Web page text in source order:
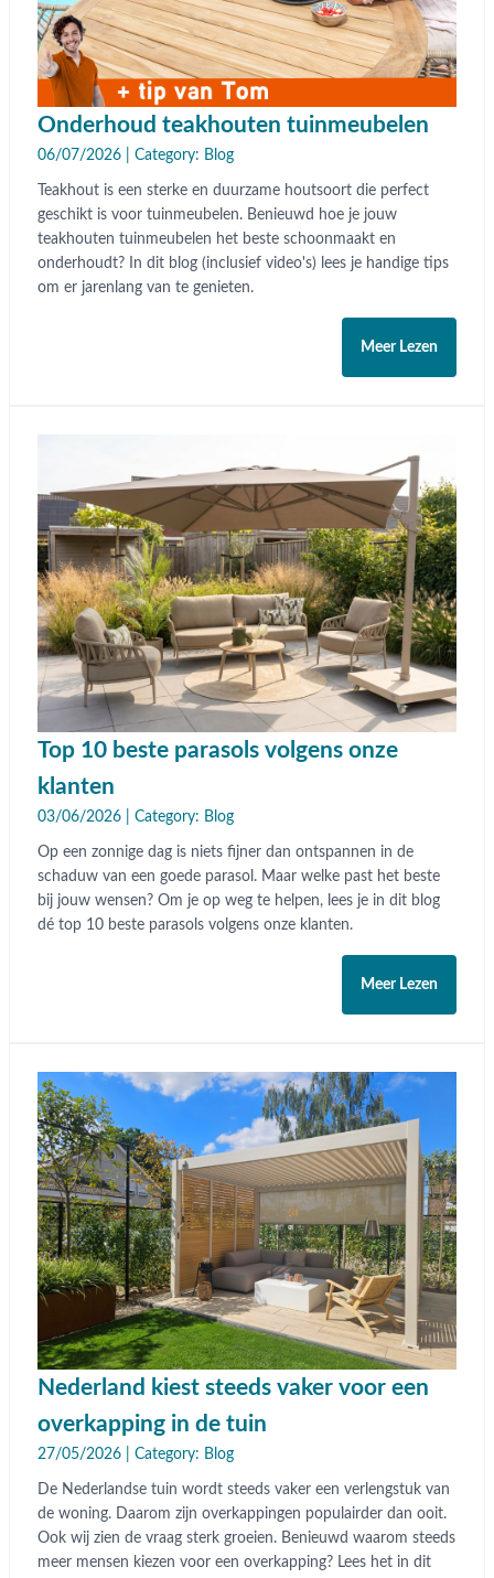
Onderhoud teakhouten tuinmeubelen
06/07/2026 | Category: Blog
Teakhout is een sterke en duurzame houtsoort die perfect
geschikt is voor tuinmeubelen. Benieuwd hoe je jouw
teakhouten tuinmeubelen het beste schoonmaakt en
onderhoudt? In dit blog (inclusief video's) lees je handige tips
om er jarenlang van te genieten.
Meer Lezen
Top 10 beste parasols volgens onze
klanten
03/06/2026 | Category: Blog
Op een zonnige dag is niets fijner dan ontspannen in de
schaduw van een goede parasol. Maar welke past het beste
bij jouw wensen? Om je op weg te helpen, lees je in dit blog
dé top 10 beste parasols volgens onze klanten.
Meer Lezen
Nederland kiest steeds vaker voor een
overkapping in de tuin
27/05/2026 | Category: Blog
De Nederlandse tuin wordt steeds vaker een verlengstuk van
de woning. Daarom zijn overkappingen populairder dan ooit.
Ook wij zien de vraag sterk groeien. Benieuwd waarom steeds
meer mensen kiezen voor een overkapping? Lees het in dit